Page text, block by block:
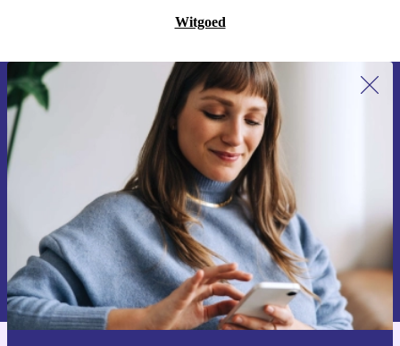
Witgoed
Meld je aan voor onze nieuwsbrief en
ontvang €15 korting!
Mis nooit meer een aanbieding.
Voucher aanvragen
Informatie over het gebruik van persoonsgegevens vind je in ons
privacybeleid